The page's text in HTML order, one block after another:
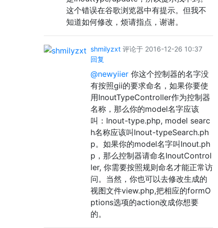
这个错误在谷歌浏览器中有提示。但我不
知道如何修改，烦请指点，谢谢。
shmilyzxt 评论于 2016-12-26 10:37
回复
@newyiier 你这个控制器的名字没
有按照gii的要求命名，如果你要使
用InoutTypeController作为控制器
名称，那么你的model名字应该
叫：Inout-type.php, model searc
h名称应该叫Inout-typeSearch.ph
p。如果你的model名字叫Inout.ph
p，那么控制器请命名InoutControl
ler, 你需要按照规则命名才能正常访
问。当然，你也可以去修改生成的
视图文件view.php,把相应的formO
ptions选项的action改成你想要
的。